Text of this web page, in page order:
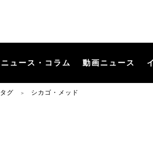
ニュース・コラム 動画ニュース
タグ ＞ シカゴ・メッド